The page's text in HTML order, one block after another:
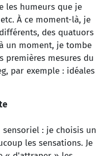
les humeurs que je
À ce moment-là, je
des quatuors
un moment, je tombe
premières mesures du
par exemple : idéales
sensoriel : je choisis un
les sensations. Je